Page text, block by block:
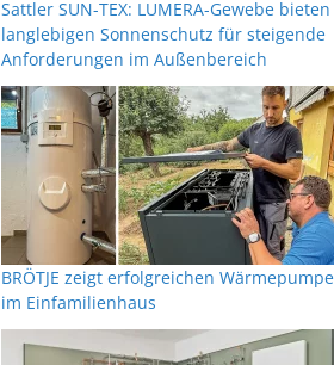
Sattler SUN-TEX: LUMERA-Gewebe bieten
langlebigen Sonnenschutz für steigende
Anforderungen im Außenbereich
BRÖTJE zeigt erfolgreichen
im Einfamilienhaus